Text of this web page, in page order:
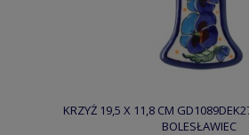
KRZYŻ 19,5 X 11,8 CM
BOLESŁAWIEC